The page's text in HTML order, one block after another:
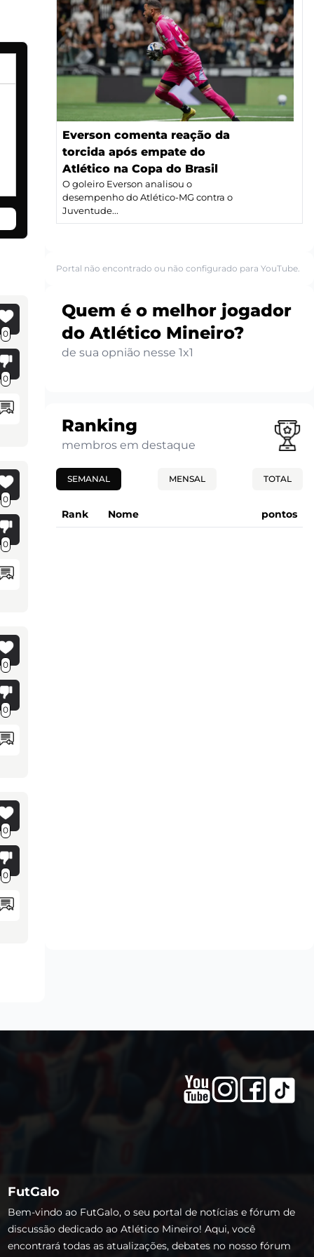
0
0
0
0
0
0
0
0
Everson comenta reação da
torcida após empate do
Atlético na Copa do Brasil
O goleiro Everson analisou o
desempenho do Atlético-MG contra o
Juventude...
Portal não encontrado ou não configurado para YouTube.
Quem é o melhor jogador
do Atlético Mineiro?
de sua opnião nesse 1x1
Ranking
membros em destaque
SEMANAL MENSAL TOTAL
Rank Nome pontos
FutGalo
Bem-vindo ao FutGalo, o seu portal de notícias e fórum de
discussão dedicado ao Atlético Mineiro! Aqui, você
encontrará todas as atualizações, debates no nosso fórum